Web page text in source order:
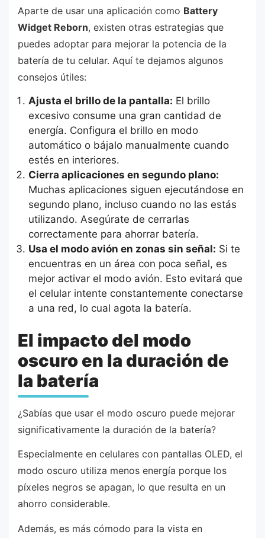
Aparte de usar una aplicación como Battery
Widget Reborn, existen otras estrategias que
puedes adoptar para mejorar la potencia de la
batería de tu celular. Aquí te dejamos algunos
consejos útiles:
Ajusta el brillo de la pantalla: El brillo
excesivo consume una gran cantidad de
energía. Configura el brillo en modo
automático o bájalo manualmente cuando
estés en interiores.
Cierra aplicaciones en segundo plano:
Muchas aplicaciones siguen ejecutándose en
segundo plano, incluso cuando no las estás
utilizando. Asegúrate de cerrarlas
correctamente para ahorrar batería.
Usa el modo avión en zonas sin señal: Si te
encuentras en un área con poca señal, es
mejor activar el modo avión. Esto evitará que
el celular intente constantemente conectarse
a una red, lo cual agota la batería.
El impacto del modo
oscuro en la duración de
la batería
¿Sabías que usar el modo oscuro puede mejorar
significativamente la duración de la batería?
Especialmente en celulares con pantallas OLED, el
modo oscuro utiliza menos energía porque los
píxeles negros se apagan, lo que resulta en un
ahorro considerable.
Además, es más cómodo para la vista en